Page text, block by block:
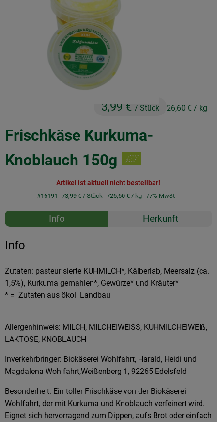
Obst & Gemüse
Lieferservice
Geschäftskunden
Frischkäse Kurkuma-
Knoblauch 150g
3,99 € / Stück 26,60 € / kg
Artikel ist aktuell nicht bestellbar!
#16191 3,99 €/ Stück 26,60 €/ kg 7% MwSt
Rezepte
Info Herkunft
Info
Zutaten: pasteurisierte KUHMILCH*, Kälberlab, Meersalz (ca.
1,5%), Kurkuma gemahlen*, Gewürze* und Kräuter*
* = Zutaten aus ökol. Landbau
Allergenhinweis: MILCH, MILCHEIWEISS, KUHMILCHEIWEIß,
LAKTOSE, KNOBLAUCH
Inverkehrbringer: Biokäserei Wohlfahrt, Harald, Heidi und
Magdalena Wohlfahrt,Weißenberg 1, 92265 Edelsfeld
Besonderheit: Ein toller Frischkäse von der Biokäserei
Wohlfahrt, der mit Kurkuma und Knoblauch verfeinert wird.
Eignet sich hervorragend zum Dippen, aufs Brot oder einfach